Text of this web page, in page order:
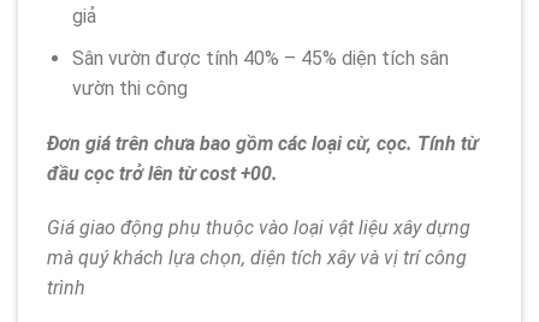
giả
Sân vườn được tính 40% – 45% diện tích sân
vườn thi công
Đơn giá trên chưa bao gồm các loại cừ, cọc. Tính từ
đầu cọc trở lên từ cost +00.
Giá giao động phụ thuộc vào loại vật liệu xây dựng
mà quý khách lựa chọn, diện tích xây và vị trí công
trình